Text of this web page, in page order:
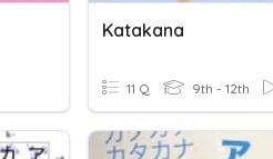
Katakana
11 Q 9th - 12th